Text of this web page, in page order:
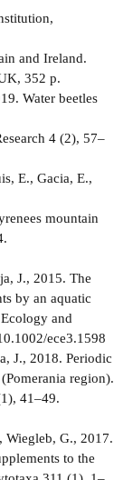
and Ireland.
352 p.
Water beetles
4 (2), 57–
E., Gacia, E.,
mountain
J., 2015. The
by an aquatic
and
ece3.1598
J., 2018. Periodic
region).
41–49.
Wiegleb, G., 2017.
to the